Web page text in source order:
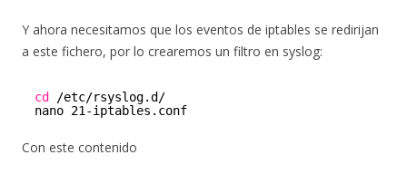
Y ahora necesitamos que los eventos de iptables se redirijan
a este fichero, por lo crearemos un filtro en syslog:
cd /etc/rsyslog.d/
nano 21-iptables.conf
Con este contenido